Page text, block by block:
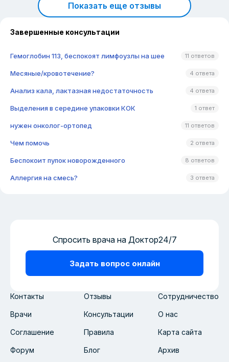
Показать еще отзывы
Завершенные консультации
Гемоглобин 113, беспокоят лимфоузлы на шее 11 ответов
Месяные/кровотечение? 4 ответа
Анализ кала, лактазная недостаточность 4 ответа
Выделения в середине упаковки КОК 1 ответ
нужен онколог-ортопед 11 ответов
Чем помочь 2 ответа
Беспокоит пупок новорожденного 8 ответов
Аллергия на смесь? 3 ответа
Контакты Отзывы Сотрудничество
Врачи Консультации О нас
Соглашение Правила Карта сайта
Форум Блог Архив
Спросить врача на Доктор24/7
Задать вопрос онлайн